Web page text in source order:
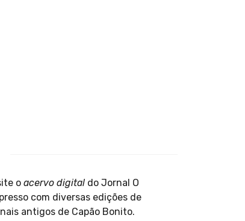
o acervo digital do Jornal O
com diversas edições de
antigos de Capão Bonito.